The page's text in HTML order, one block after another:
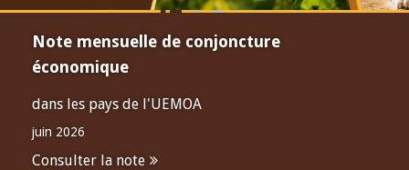
Note mensuelle de conjoncture
économique
dans les pays de l'UEMOA
juin 2026
Consulter la note